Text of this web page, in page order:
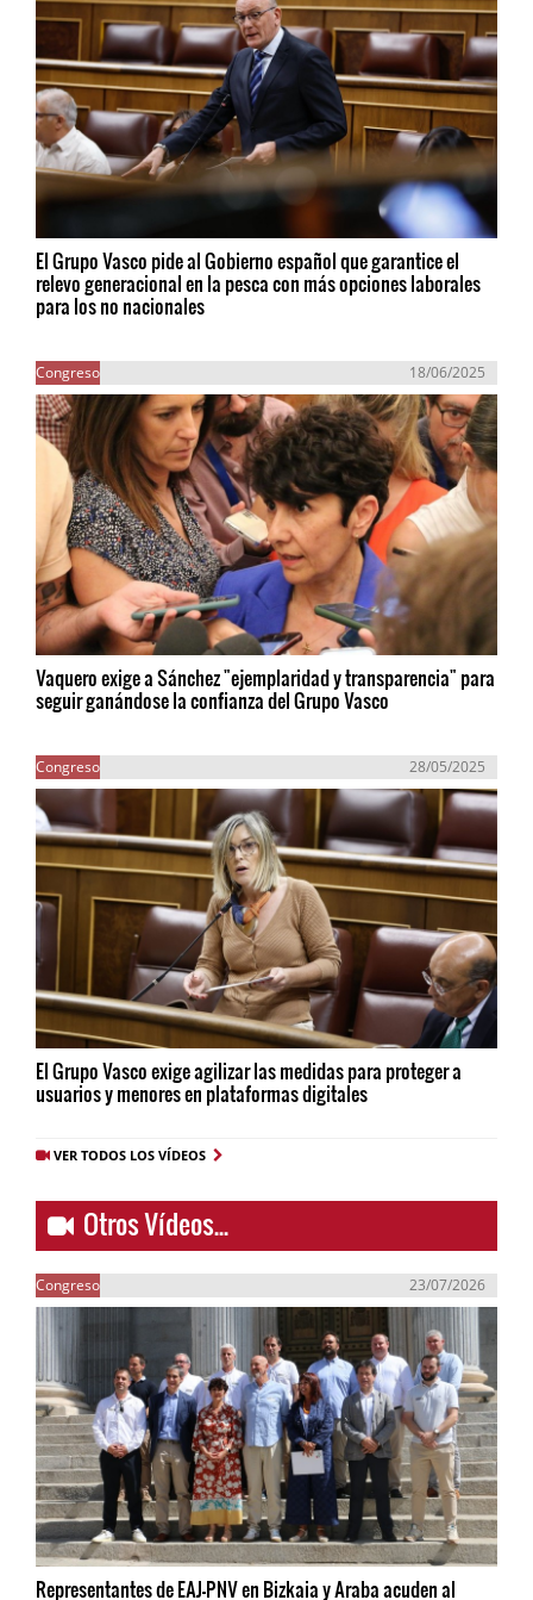
El Grupo Vasco pide al Gobierno español que garantice el
relevo generacional en la pesca con más opciones laborales
para los no nacionales
Congreso 18/06/2025
Vaquero exige a Sánchez "ejemplaridad y transparencia" para
seguir ganándose la confianza del Grupo Vasco
Congreso 28/05/2025
El Grupo Vasco exige agilizar las medidas para proteger a
usuarios y menores en plataformas digitales
VER TODOS LOS VÍDEOS
Otros Vídeos...
Congreso 23/07/2026
Representantes de EAJ-PNV en Bizkaia y Araba acuden al